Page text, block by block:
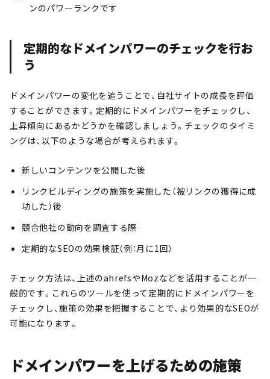
ンのパワーランクです
定期的なドメインパワーのチェックを行お
う
ドメインパワーの変化を追うことで、自社サイトの成長を評価
することができます。定期的にドメインパワーをチェックし、
上昇傾向にあるかどうかを確認しましょう。チェックのタイミ
ングは、以下のような場合が考えられます。
新しいコンテンツを公開した後
リンクビルディングの施策を実施した（被リンクの獲得に成
功した）後
競合他社の動向を調査する際
定期的なSEOの効果検証（例：月に1回）
チェック方法は、上述のahrefsやMozなどを活用することが一
般的です。これらのツールを使って定期的にドメインパワーを
チェックし、施策の効果を把握することで、より効果的なSEOが
可能になります。
ドメインパワーを上げるための施策